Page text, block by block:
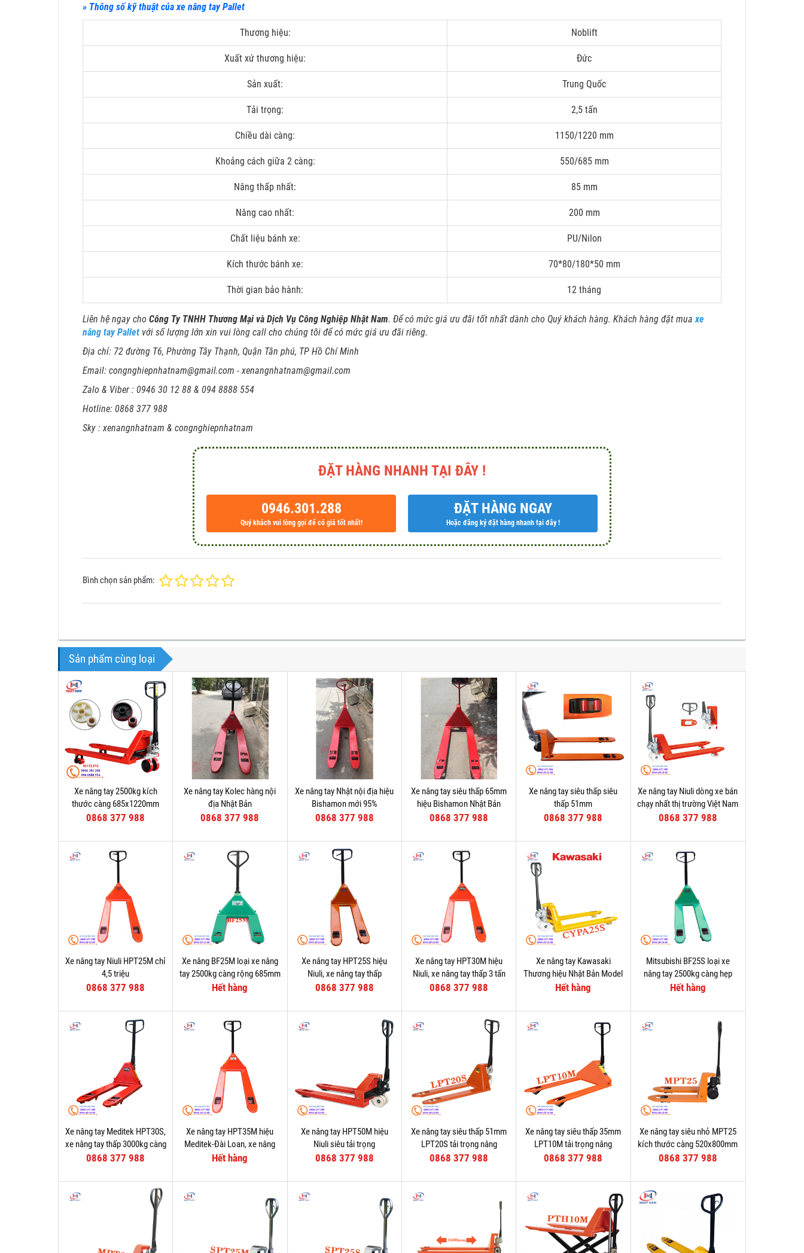
» Thông số kỹ thuật của xe nâng tay Pallet
Thương hiệu: Noblift
Xuất xứ thương hiệu: Đức
Sản xuất: Trung Quốc
Tải trọng: 2,5 tấn
Chiều dài càng: 1150/1220 mm
Khoảng cách giữa 2 càng: 550/685 mm
Nâng thấp nhất: 85 mm
Nâng cao nhất: 200 mm
Chất liệu bánh xe: PU/Nilon
Kích thước bánh xe: 70*80/180*50 mm
Thời gian bảo hành: 12 tháng
Liên hệ ngay cho Công Ty TNHH Thương Mại và Dịch Vụ Công Nghiệp Nhật Nam. Để có mức giá ưu đãi tốt nhất dành cho Quý khách hàng. Khách hàng đặt mua xe
nâng tay Pallet với số lượng lớn xin vui lòng call cho chúng tôi để có mức giá ưu đãi riêng.
Địa chỉ: 72 đường T6, Phường Tây Thạnh, Quận Tân phú, TP Hồ Chí Minh
Email: congnghiepnhatnam@gmail.com - xenangnhatnam@gmail.com
Zalo & Viber : 0946 30 12 88 & 094 8888 554
Hotline: 0868 377 988
Sky : xenangnhatnam & congnghiepnhatnam
ĐẶT HÀNG NHANH TẠI ĐÂY !
0946.301.288
Quý khách vui lòng gọi để có giá tốt nhất!
ĐẶT HÀNG NGAY
Hoặc đăng ký đặt hàng nhanh tại đây !
Bình chọn sản phẩm:
Sản phẩm cùng loại
Xe nâng tay 2500kg kích
thước càng 685x1220mm
0868 377 988
Xe nâng tay Kolec hàng nội
địa Nhật Bản
0868 377 988
Xe nâng tay Nhật nội địa hiệu
Bishamon mới 95%
0868 377 988
Xe nâng tay siêu thấp 65mm
hiệu Bishamon Nhật Bản
0868 377 988
Xe nâng tay siêu thấp siêu
thấp 51mm
0868 377 988
Xe nâng tay Niuli dòng xe bán
chạy nhất thị trường Việt Nam
0868 377 988
Xe nâng tay Niuli HPT25M chỉ
4,5 triệu
0868 377 988
Xe nâng BF25M loại xe nâng
tay 2500kg càng rộng 685mm
Hết hàng
Xe nâng tay HPT25S hiệu
Niuli, xe nâng tay thấp
0868 377 988
Xe nâng tay HPT30M hiệu
Niuli, xe nâng tay thấp 3 tấn
0868 377 988
Xe nâng tay Kawasaki
Thương hiệu Nhật Bản Model
CYPA25S
Hết hàng
Mitsubishi BF25S loại xe
nâng tay 2500kg càng hẹp
540mm
Hết hàng
Xe nâng tay Meditek HPT30S,
xe nâng tay thấp 3000kg càng
hẹp
0868 377 988
Xe nâng tay HPT35M hiệu
Meditek-Đài Loan, xe nâng
tay thấp 3500kg
Hết hàng
Xe nâng tay HPT50M hiệu
Niuli siêu tải trọng
0868 377 988
Xe nâng tay siêu thấp 51mm
LPT20S tải trọng nâng
2000kg
0868 377 988
Xe nâng tay siêu thấp 35mm
LPT10M tải trọng nâng
1000kg
0868 377 988
Xe nâng tay siêu nhỏ MPT25
kích thước càng 520x800mm
0868 377 988